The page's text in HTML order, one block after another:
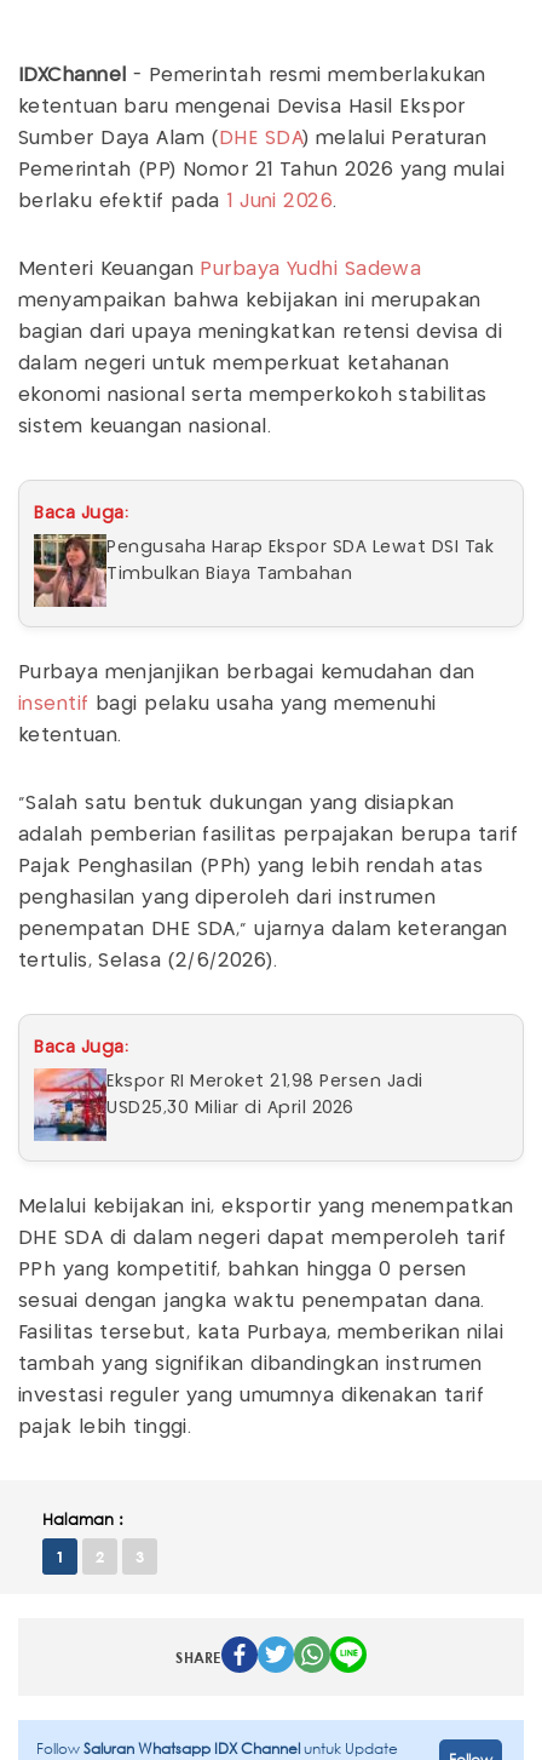
IDXChannel
- Pemerintah resmi memberlakukan
ketentuan baru mengenai Devisa Hasil Ekspor
Sumber Daya Alam ( DHE SDA) melalui Peraturan
Pemerintah (PP) Nomor 21 Tahun 2026 yang mulai
berlaku efektif pada
1 Juni 2026.
Menteri Keuangan Purbaya Yudhi Sadewa
menyampaikan bahwa kebijakan ini merupakan
bagian dari upaya meningkatkan retensi devisa di
dalam negeri untuk memperkuat ketahanan
ekonomi nasional serta memperkokoh stabilitas
sistem keuangan nasional.
Baca Juga:
Pengusaha Harap Ekspor SDA Lewat DSI Tak
Timbulkan Biaya Tambahan
Purbaya menjanjikan berbagai kemudahan dan
insentif
bagi pelaku usaha yang memenuhi
ketentuan.
“Salah satu bentuk dukungan yang disiapkan
adalah pemberian fasilitas perpajakan berupa tarif
Pajak Penghasilan (PPh) yang lebih rendah atas
penghasilan yang diperoleh dari instrumen
penempatan DHE SDA,” ujarnya dalam keterangan
tertulis, Selasa (2/6/2026).
Baca Juga:
Ekspor RI Meroket 21,98 Persen Jadi
USD25,30 Miliar di April 2026
Melalui kebijakan ini, eksportir yang menempatkan
DHE SDA di dalam negeri dapat memperoleh tarif
PPh yang kompetitif, bahkan hingga 0 persen
sesuai dengan jangka waktu penempatan dana.
Fasilitas tersebut, kata Purbaya, memberikan nilai
tambah yang signifikan dibandingkan instrumen
investasi reguler yang umumnya dikenakan tarif
pajak lebih tinggi.
Halaman :
1 2 3
SHARE
FollowSaluran Whatsapp IDX Channeluntuk Update